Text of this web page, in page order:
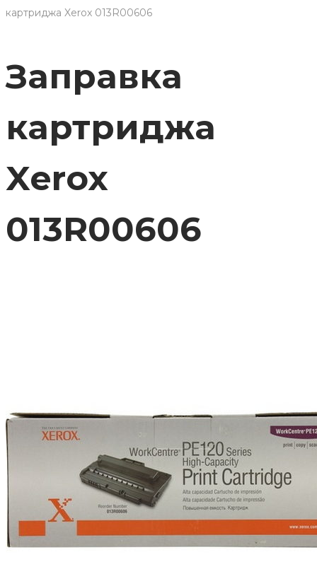
картриджа Xerox 013R00606
Заправка
картриджа
Xerox
013R00606